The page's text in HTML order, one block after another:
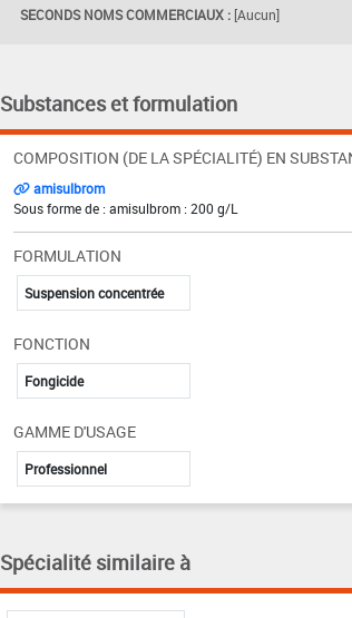
SECONDS NOMS COMMERCIAUX : [Aucun]
Substances et formulation
COMPOSITION (DE LA SPÉCIALITÉ) EN
amisulbrom
Sous forme de : amisulbrom : 200 g/L
FORMULATION
Suspension concentrée
FONCTION
Fongicide
GAMME D'USAGE
Professionnel
Spécialité similaire à